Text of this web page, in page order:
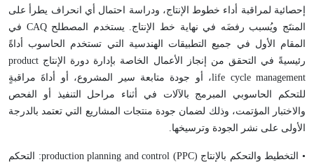
إحصائية لمراقبة أداء خطوط الإنتاج، ودراسة احتمال أي انحراف يطرأ على
المنتَج ويُسبب رفضَه في نهاية خط الإنتاج. يستخدم المصطلحCAQ في
المقام الأول في جميع التطبيقات الهندسية التي تستخدم الحاسوب أداةً
رئيسيةً في التحقق من إنجاز الأعمال الخاصة بإدارة دورة الإنتاج product
life cycle management، أو جودة متابعة سير المشروع، أو أداةَ مراقبةٍ
للتحكم الحاسوبي المبرمج بالآلات في أثناء مراحل التنفيذ أو الفحص
والاختبار المؤتمت، وذلك لضمان جودة منتجات المشاريع التي تعتمد بالدرجة
الأولى على نشر الجودة وترسيخها.
• التخطيط والتحكم بالإنتاج (PPC
)
production planning and control: التحكم